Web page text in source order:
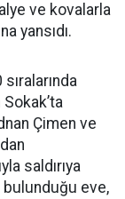
ve kovalarla
yansıdı.
Çimen ve
saldırıya
bulunduğu eve,